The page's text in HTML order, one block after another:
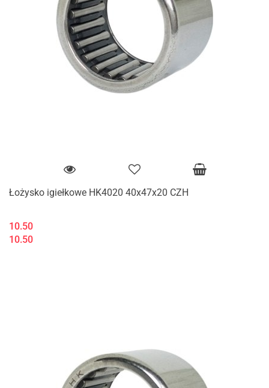
Łożysko igiełkowe HK4020 40x47x20 CZH
10.50
10.50